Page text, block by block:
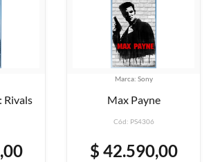
Max Payne
$ 42.590,00 $